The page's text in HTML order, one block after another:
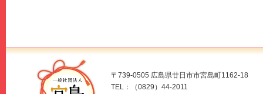
〒739-0505 広島県廿日市市宮島町1162-18
TEL：（0829）44-2011